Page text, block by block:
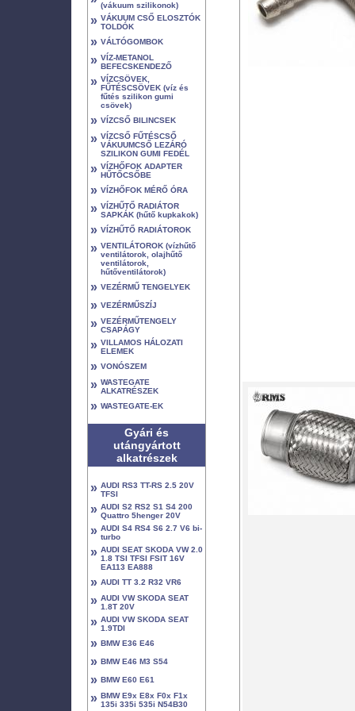
(vákuum szilikonok)
» VÁKUUM CSŐ ELOSZTÓK
TOLDÓK
» VÁLTÓGOMBOK
» VÍZ-METANOL
BEFECSKENDEZŐ
» VÍZCSÖVEK,
FŰTÉSCSÖVEK (víz és
fűtés szilikon gumi
csövek)
» VÍZCSŐ BILINCSEK
» VÍZCSŐ FŰTÉSCSŐ
VÁKUUMCSŐ LEZÁRÓ
SZILIKON GUMI FEDÉL
» VÍZHŐFOK ADAPTER
HŰTŐCSŐBE
» VÍZHŐFOK MÉRŐ ÓRA
» VÍZHŰTŐ RADIÁTOR
SAPKÁK (hűtő kupkakok)
» VÍZHŰTŐ RADIÁTOROK
» VENTILÁTOROK (vízhűtő
ventilátorok, olajhűtő
ventilátorok,
hűtőventilátorok)
» VEZÉRMŰ TENGELYEK
» VEZÉRMŰSZÍJ
» VEZÉRMŰTENGELY
CSAPÁGY
» VILLAMOS HÁLOZATI
ELEMEK
» VONÓSZEM
» WASTEGATE
ALKATRÉSZEK
» WASTEGATE-EK
Gyári és
utángyártott
alkatrészek
» AUDI RS3 TT-RS 2.5 20V
TFSI
» AUDI S2 RS2 S1 S4 200
Quattro 5henger 20V
» AUDI S4 RS4 S6 2.7 V6 bi-
turbo
» AUDI SEAT SKODA VW 2.0
1.8 TSI TFSI FSIT 16V
EA113 EA888
» AUDI TT 3.2 R32 VR6
» AUDI VW SKODA SEAT
1.8T 20V
» AUDI VW SKODA SEAT
1.9TDI
» BMW E36 E46
» BMW E46 M3 S54
» BMW E60 E61
» BMW E9x E8x F0x F1x
135i 335i 535i N54B30